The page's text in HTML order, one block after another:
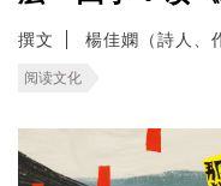
撰文 楊佳嫻（詩人、
阅读文化